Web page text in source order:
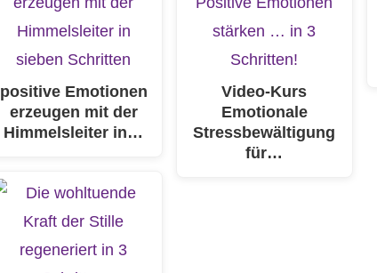
positive Emotionen
erzeugen mit der
Himmelsleiter in…
Video-Kurs
Emotionale
Stressbewältigung
für…